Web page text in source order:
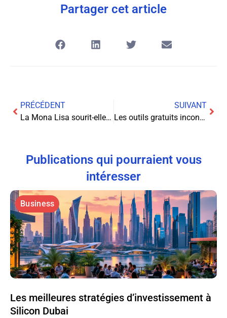
Partager cet article
PRÉCÉDENT
La Mona Lisa sourit-elle à cause d’un e-mail secret ?
SUIVANT
Les outils gratuits incontournables pour éradiquer les logiciels malveillants de votre PC
Publications qui pourraient vous
intéresser
Business
Les meilleures stratégies d’investissement à
Silicon Dubai